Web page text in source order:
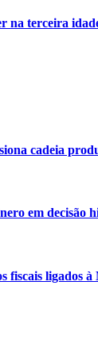
na terceira
cadeia
em decisão
fiscais ligados